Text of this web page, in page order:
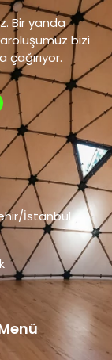
Bir yanda
bizi
İstanbul